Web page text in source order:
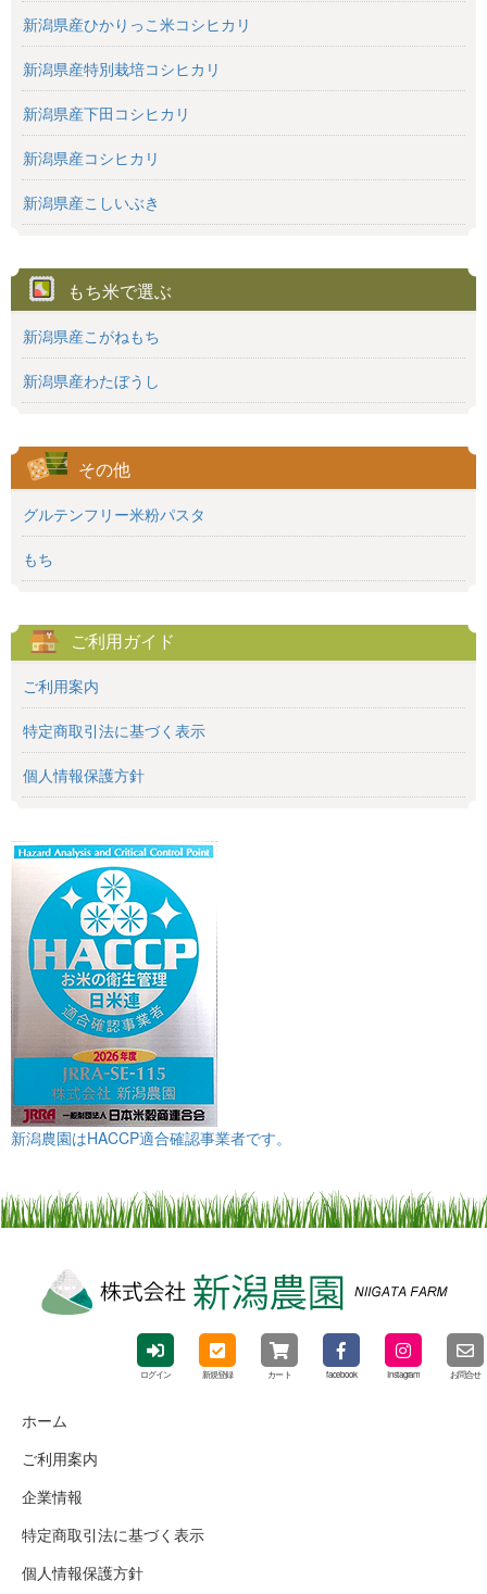
新潟県産ひかりっこ米コシヒカリ
新潟県産特別栽培コシヒカリ
新潟県産下田コシヒカリ
新潟県産コシヒカリ
新潟県産こしいぶき
もち米で選ぶ
新潟県産こがねもち
新潟県産わたぼうし
その他
グルテンフリー米粉パスタ
もち
ご利用ガイド
ご利用案内
特定商取引法に基づく表示
個人情報保護方針
新潟農園はHACCP適合確認事業者です。
ログイン 新規登録 カート facebook Instagram お問合せ
ホーム
ご利用案内
企業情報
特定商取引法に基づく表示
個人情報保護方針